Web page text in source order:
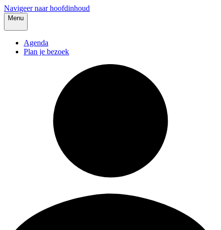
Navigeer naar hoofdinhoud
Menu
Agenda
Plan je bezoek